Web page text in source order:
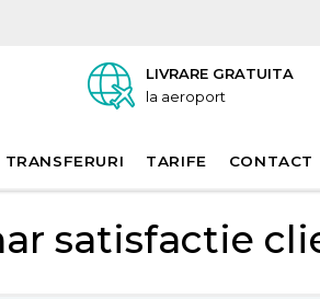
LIVRARE GRATUITA
la aeroport
TRANSFERURI TARIFE CONTACT
satisfactie